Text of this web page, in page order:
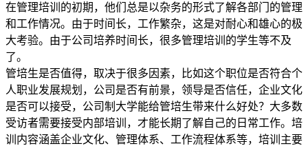
在管理培训的初期，他们总是以杂务的形式了解各部门的管理
和工作情况。由于时间长，工作繁杂，这是对耐心和雄心的极
大考验。由于公司培养时间长，很多管理培训的学生等不及
了。
管培生是否值得，取决于很多因素，比如这个职位是否符合个
人职业发展规划，公司是否有前景，领导是否信任，企业文化
是否可以接受，公司制大学能给管培生带来什么好处？大多数
受访者需要接受内部培训，才能长期了解自己的日常工作。培
训内容涵盖企业文化、管理体系、工作流程体系等，培训主要